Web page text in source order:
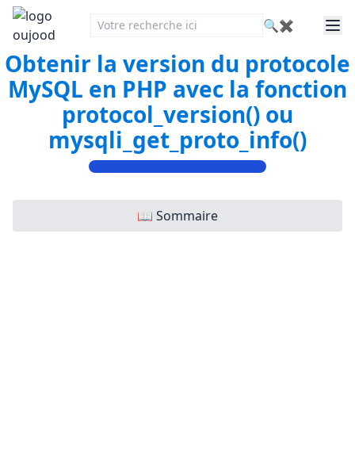
🔍 ✖
Obtenir la version du protocole
MySQL en PHP avec la fonction
protocol_version() ou
mysqli_get_proto_info()
📖 Sommaire